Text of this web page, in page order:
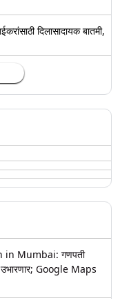
दिलासादायक बातमी,
Mumbai: गणपती
उभारणार; Google Maps